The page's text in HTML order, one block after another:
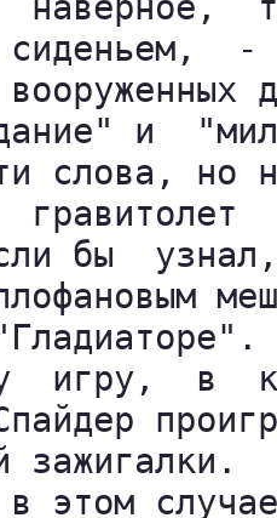
сиденьем,
и
слова, но
гравитолет
бы
игру,  в
этом